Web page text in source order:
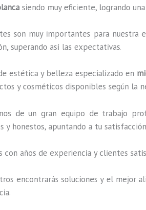
siendo muy eficiente, logrando
son muy importantes para nuestra
superando así las expectativas.
estética y belleza especializado en
y cosméticos disponibles según la
de un gran equipo de trabajo
y honestos, apuntando a tu
con años de experiencia y clientes
encontrarás soluciones y el mejor